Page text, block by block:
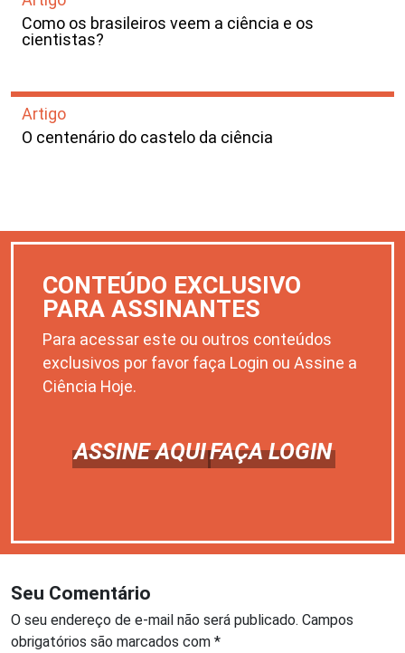
Como os brasileiros veem a ciência e os
cientistas?
Artigo
O centenário do castelo da ciência
CONTEÚDO EXCLUSIVO
PARA ASSINANTES
Para acessar este ou outros conteúdos
exclusivos por favor faça Login ou Assine a
Ciência Hoje.
ASSINE AQUIFAÇA LOGIN
Seu Comentário
O seu endereço de e-mail não será publicado. Campos
obrigatórios são marcados com *